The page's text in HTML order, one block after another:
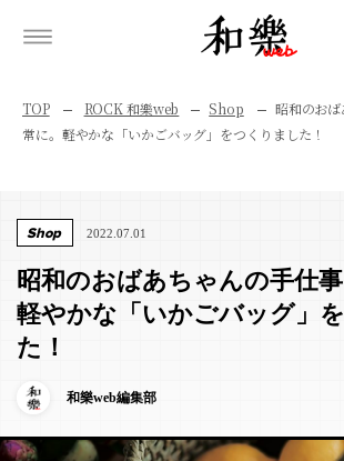
TOP ROCK 和樂web Shop
昭和のお
常に。軽やかな「いかごバッグ」をつくりました！
Shop 2022.07.01
昭和のおばあちゃんの手仕事
軽やかな「いかごバッグ」
た！
和樂web編集部